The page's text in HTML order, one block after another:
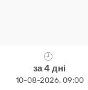
за 4 дні
10-08-2026, 09:00